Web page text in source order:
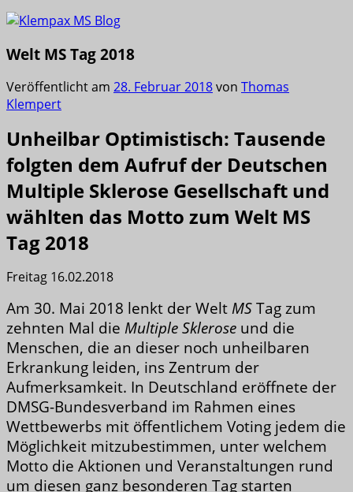
Welt MS Tag 2018
Veröffentlicht am 28. Februar 2018von Thomas
Klempert
Unheilbar Optimistisch: Tausende
folgten dem Aufruf der Deutschen
Multiple Sklerose Gesellschaft und
wählten das Motto zum Welt MS
Tag 2018
Freitag 16.02.2018
Am 30. Mai 2018 lenkt der Welt MS Tag zum
zehnten Mal die Multiple Sklerose und die
Menschen, die an dieser noch unheilbaren
Erkrankung leiden, ins Zentrum der
Aufmerksamkeit. In Deutschland eröffnete der
DMSG-Bundesverband im Rahmen eines
Wettbewerbs mit öffentlichem Voting jedem die
Möglichkeit mitzubestimmen, unter welchem
Motto die Aktionen und Veranstaltungen rund
um diesen ganz besonderen Tag starten